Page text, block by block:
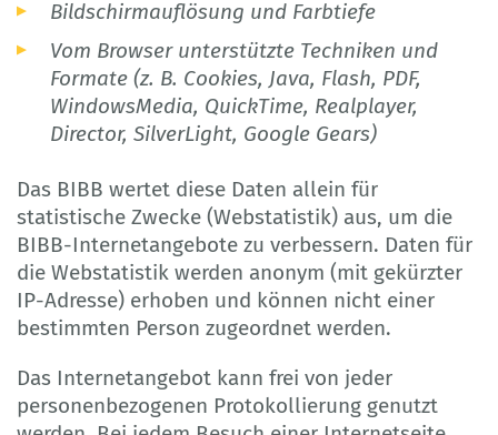
Bildschirmauflösung und Farbtiefe
Vom Browser unterstützte Techniken und
Formate (z. B. Cookies, Java, Flash, PDF,
WindowsMedia, QuickTime, Realplayer,
Director, SilverLight, Google Gears)
Das BIBB wertet diese Daten allein für
statistische Zwecke (Webstatistik) aus, um die
BIBB-Internetangebote zu verbessern. Daten für
die Webstatistik werden anonym (mit gekürzter
IP-Adresse) erhoben und können nicht einer
bestimmten Person zugeordnet werden.
Das Internetangebot kann frei von jeder
personenbezogenen Protokollierung genutzt